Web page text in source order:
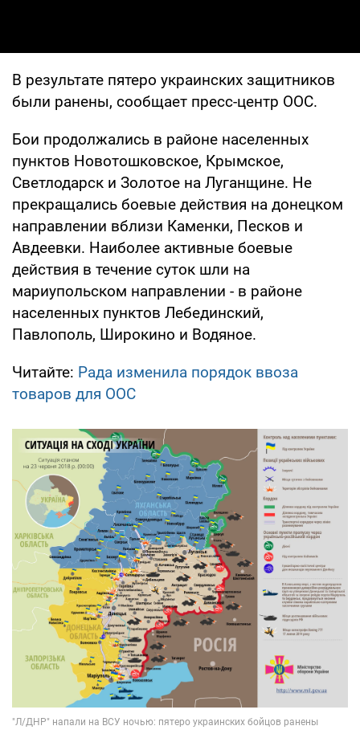
В результате пятеро украинских защитников
были ранены, сообщает пресс-центр ООС.
Бои продолжались в районе населенных
пунктов Новотошковское, Крымское,
Светлодарск и Золотое на Луганщине. Не
прекращались боевые действия на донецком
направлении вблизи Каменки, Песков и
Авдеевки. Наиболее активные боевые
действия в течение суток шли на
мариупольском направлении - в районе
населенных пунктов Лебединский,
Павлополь, Широкино и Водяное.
Читайте: Рада изменила порядок ввоза
товаров для ООС